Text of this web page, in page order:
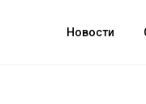
Новости